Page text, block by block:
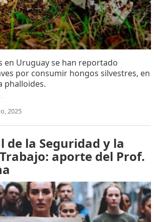
en Uruguay se han reportado
por consumir hongos silvestres, en
phalloides.
2025
de la Seguridad y la
aporte del Prof.